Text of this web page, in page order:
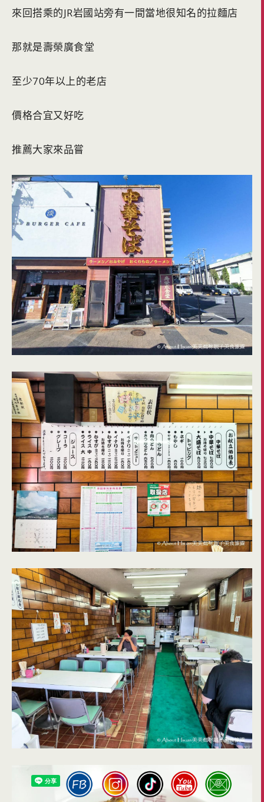
來回搭乘的JR岩國站旁有一間當地很知名的拉麵店
那就是壽榮廣食堂
至少70年以上的老店
價格合宜又好吃
推薦大家來品嘗